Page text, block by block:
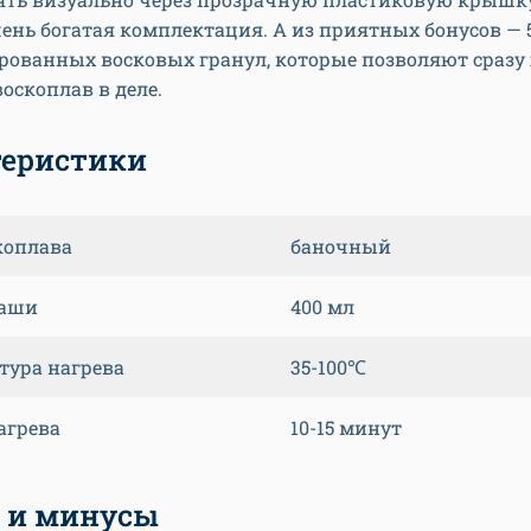
богатая комплектация. А из приятных бонусов —
восковых гранул, которые позволяют
в деле.
баночный
400 мл
нагрева 35-100℃
10-15 минут
минусы